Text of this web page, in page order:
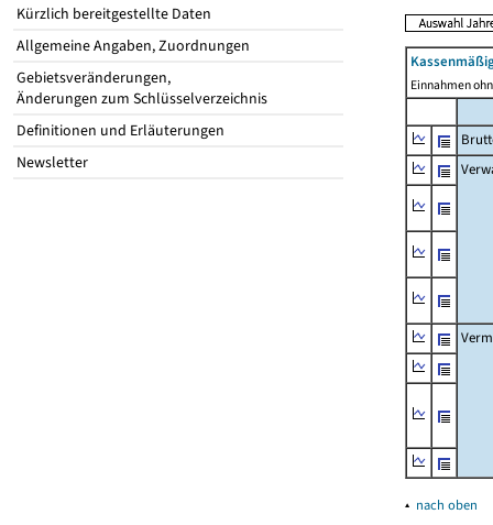
Kürzlich bereitgestellte Daten
Allgemeine Angaben, Zuordnungen
Gebietsveränderungen,
Änderungen zum Schlüsselverzeichnis
Definitionen und Erläuterungen
Newsletter
Einnahmen
▴ nach oben